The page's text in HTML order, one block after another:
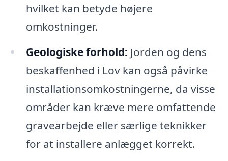
hvilket kan betyde højere
omkostninger.
Geologiske forhold: Jorden og dens
beskaffenhed i Lov kan også påvirke
installationsomkostningerne, da visse
områder kan kræve mere omfattende
gravearbejde eller særlige teknikker
for at installere anlægget korrekt.